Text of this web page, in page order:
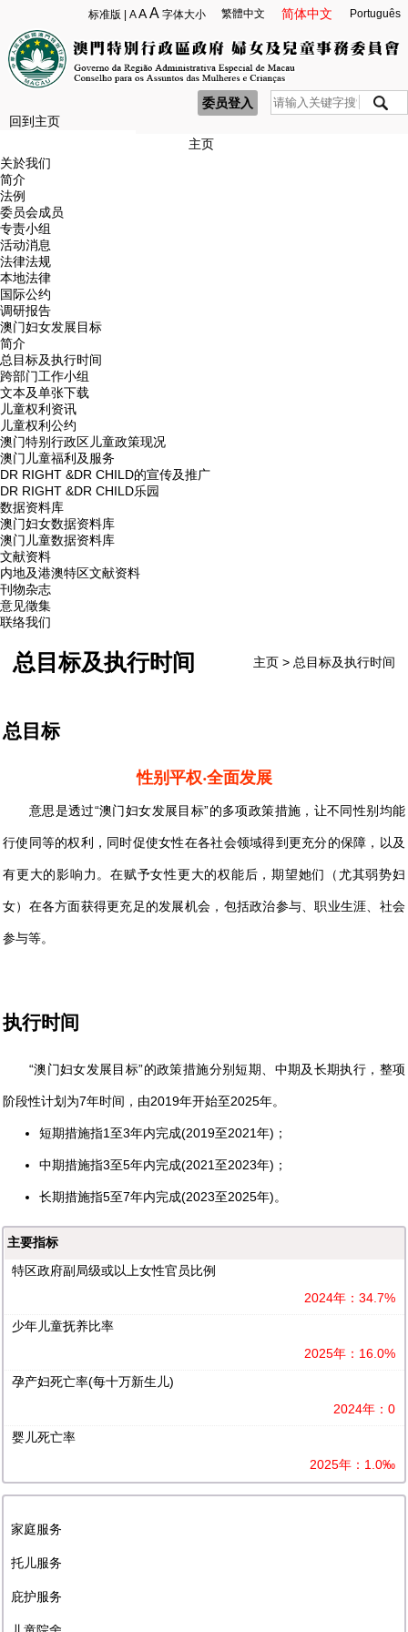
Português
简体中文
繁體中文
标准版 |A A A 字体大小
回到主页
委员登入
主页
关於我们
简介
法例
委员会成员
专责小组
活动消息
法律法规
本地法律
国际公约
调研报告
澳门妇女发展目标
简介
总目标及执行时间
跨部门工作小组
文本及单张下载
儿童权利资讯
儿童权利公约
澳门特别行政区儿童政策现况
澳门儿童福利及服务
DR RIGHT &DR CHILD的宣传及推广
DR RIGHT &DR CHILD乐园
数据资料库
澳门妇女数据资料库
澳门儿童数据资料库
文献资料
内地及港澳特区文献资料
刊物杂志
意见徵集
联络我们
总目标及执行时间 主页> 总目标及执行时间
总目标
性别平权‧全面发展
意思是透过“澳门妇女发展目标”的多项政策措施，让不同性别均能
行使同等的权利，同时促使女性在各社会领域得到更充分的保障，以及
有更大的影响力。在赋予女性更大的权能后，期望她们（尤其弱势妇
女）在各方面获得更充足的发展机会，包括政治参与、职业生涯、社会
参与等。
执行时间
“澳门妇女发展目标”的政策措施分别短期、中期及长期执行，整项
阶段性计划为7年时间，由2019年开始至2025年。
短期措施指1至3年内完成(2019至2021年)；
中期措施指3至5年内完成(2021至2023年)；
长期措施指5至7年内完成(2023至2025年)。
主要指标
特区政府副局级或以上女性官员比例
2024年：34.7%
少年儿童抚养比率
2025年：16.0%
孕产妇死亡率(每十万新生儿)
2024年：0
婴儿死亡率
2025年：1.0‰
家庭服务
托儿服务
庇护服务